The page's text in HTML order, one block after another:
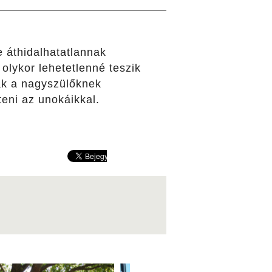
áthidalhatatlannak
lehetetlenné teszik
a nagyszülőknek
az unokáikkal.